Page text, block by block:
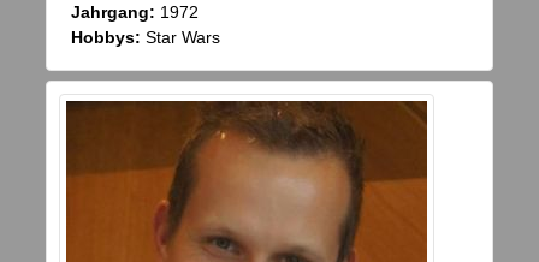
Jahrgang: 1972
Hobbys: Star Wars